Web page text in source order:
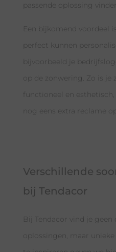
passende oplossing
Een bijkomend voordeel
perfect kunnen
bijvoorbeeld je
op de zonwering. Zo is je
functioneel en
nog eens extra reclame
Verschillende
bij Tendacor
Bij Tendacor vind je geen
oplossingen, maar